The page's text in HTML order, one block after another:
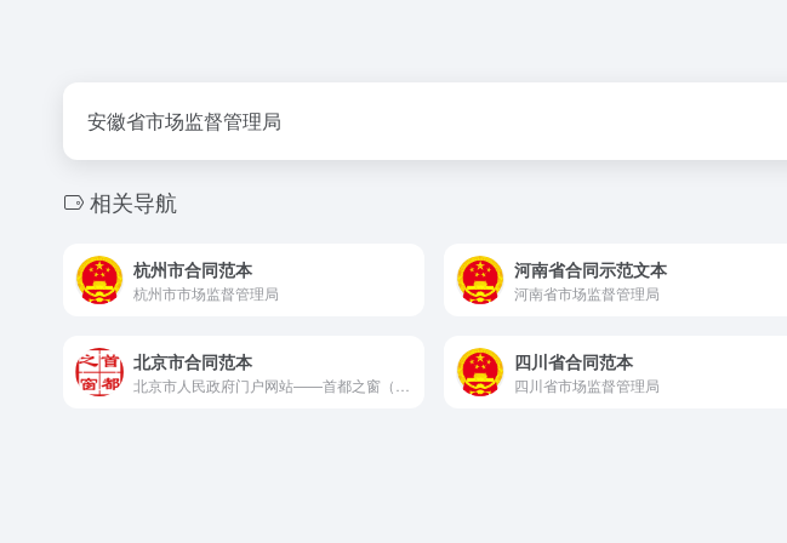
安徽省市场监督管理局
相关导航
杭州市合同范本
杭州市市场监督管理局
河南省合同示范文本
河南省市场监督管理局
北京市合同范本 四川省合同范本
四川省市场监督管理局